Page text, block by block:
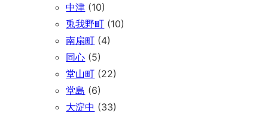
中津 (10)
兎我野町 (10)
南扇町 (4)
同心 (5)
堂山町 (22)
堂島 (6)
大淀中 (33)